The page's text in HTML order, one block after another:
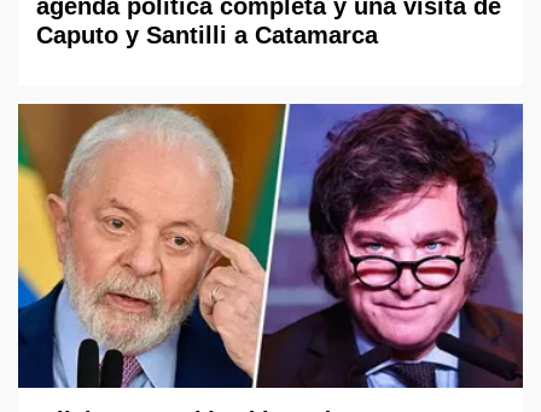
agenda política completa y una visita de
Caputo y Santilli a Catamarca